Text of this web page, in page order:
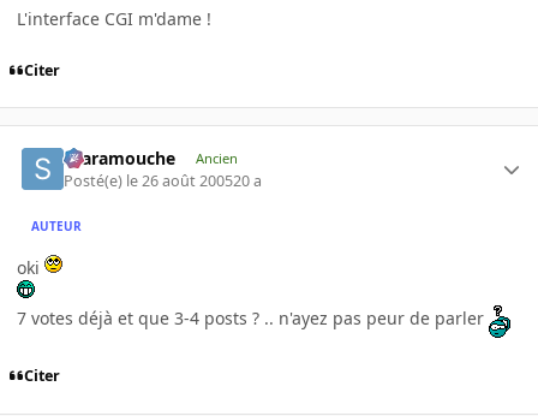
L'interface CGI m'dame !
Citer
Scaramouche Ancien
Posté(e) le 26 août 200520 a
AUTEUR
oki
7 votes déjà et que 3-4 posts ? .. n'ayez pas peur de parler
Citer